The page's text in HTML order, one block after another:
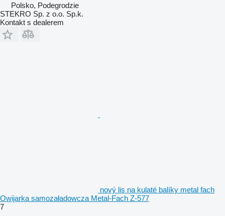
Polsko, Podegrodzie
STEKRO Sp. z o.o. Sp.k.
Kontakt s dealerem
nový lis na kulaté balíky metal fach
Owijarka samozaładowcza Metal-Fach Z-577
7